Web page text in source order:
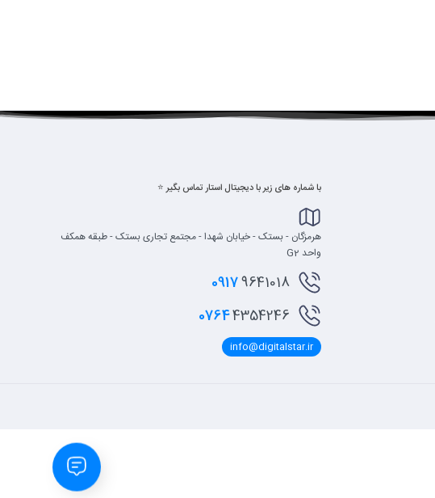
با شماره های زیر با دیجیتال استار تماس بگیر ⭐
هرمزگان - بستک - خیابان شهدا - مجتمع تجاری بستک - طبقه همکف
واحد G2
09179641018
07644354246
info@digitalstar.ir